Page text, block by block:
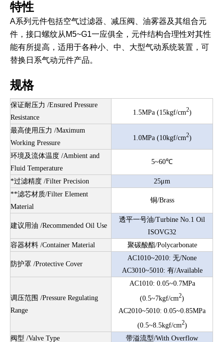
特性
A系列元件包括空气过滤器、减压阀、油雾器及其组合元
件，接口螺纹从M5~G1一应俱全，元件结构合理性对其性
能有所提高，适用于各种小、中、大型气动系统装置，可
替换日系气动元件产品。
规格
保证耐压力 /Ensured Pressure
Resistance
1.5MPa (15kgf/cm2)
最高使用压力 /Maximum
Working Pressure
1.0MPa(10kgf/cm2)
环境及流体温度 /Ambient and
Fluid Temperature
5~60℃
*过滤精度 /Filter Precision
25μm
**滤芯材质/Filter Element
Material
铜/Brass
建议用油 /Recommended Oil Use
透平一号油/Turbine No.1 Oil
ISOVG32
容器材料 /Container Material
聚碳酸酯/Polycarbonate
防护罩 /Protective Cover
AC1010~2010: 无/None
AC3010~5010: 有/Available
调压范围 /Pressure Regulating
Range
AC1010: 0.05~0.7MPa
(0.5~7kgf/cm2)
AC2010~5010: 0.05~0.85MPa
(0.5~8.5kgf/cm2)
阀型 /Valve Type
带溢流型/With Overflow